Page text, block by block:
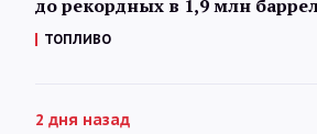
до рекордных в 1,9 млн
ТОПЛИВО
2 дня назад